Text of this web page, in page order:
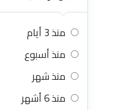
منذ 3 أيام
منذ أسبوع
منذ شهر
منذ 6 أشهر